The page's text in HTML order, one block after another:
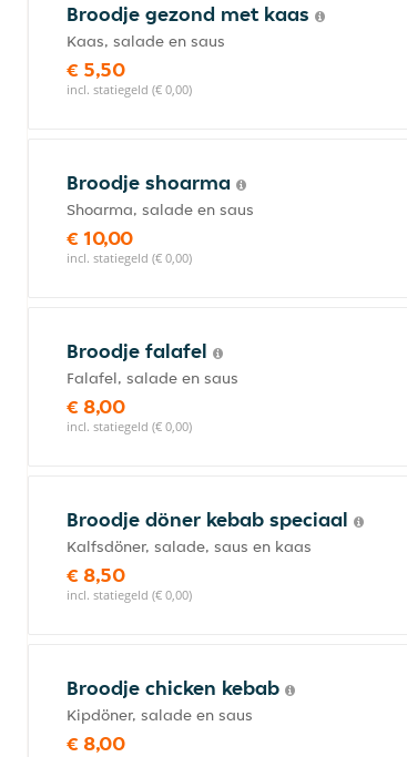
Broodje gezond met kaas
Kaas, salade en saus
€ 5,50
incl. statiegeld (€ 0,00)
Broodje shoarma
Shoarma, salade en saus
€ 10,00
incl. statiegeld (€ 0,00)
Broodje falafel
Falafel, salade en saus
€ 8,00
incl. statiegeld (€ 0,00)
Broodje döner kebab speciaal
Kalfsdöner, salade, saus en kaas
€ 8,50
incl. statiegeld (€ 0,00)
Broodje chicken kebab
Kipdöner, salade en saus
€ 8,00